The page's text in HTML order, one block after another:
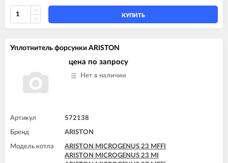
ARISTON MICROGENUS PLUS 31 RI SYSTEM
ARISTON MICROGENUS PLUS 31 RI SYSTEM
ARISTON TX 23 MFFI
КУПИТЬ
Уплотнитель форсунки ARISTON
цена по запросу
Нет в наличии
Артикул 572138
Бренд ARISTON
Модель котла
ARISTON MICROGENUS 23 MFFI
ARISTON MICROGENUS 23 MI